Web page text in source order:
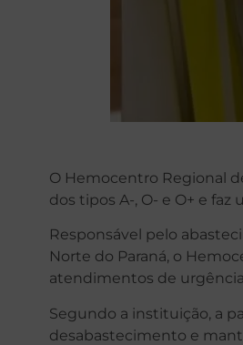
O Hemocentro Regional
dos tipos A-, O- e O+ e
Responsável pelo
Norte do Paraná, o
atendimentos de
Segundo a instituição, a
desabastecimento e